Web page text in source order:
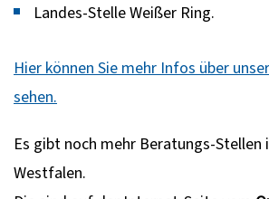
Landes-Stelle Weißer Ring.
Hier können Sie mehr Infos über
sehen.
Es gibt noch mehr Beratungs-Stellen
Westfalen.